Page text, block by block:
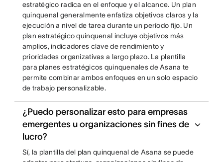
estratégico radica en el enfoque y el alcance. Un plan
quinquenal generalmente enfatiza objetivos claros y la
ejecución a nivel de tarea durante un período fijo. Un
plan estratégico quinquenal incluye objetivos más
amplios, indicadores clave de rendimiento y
prioridades organizativas a largo plazo. La plantilla
para planes estratégicos quinquenales de Asana te
permite combinar ambos enfoques en un solo espacio
de trabajo personalizable.
¿Puedo personalizar esto para empresas
emergentes u organizaciones sin fines de
lucro?
Sí, la plantilla del plan quinquenal de Asana se puede